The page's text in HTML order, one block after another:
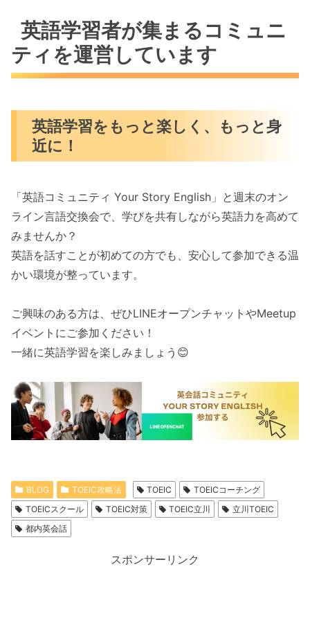
英語学習者が集まるコミュニ
ティを運営しています
英語学習をもっと楽しく、もっと身
近に！
「英語コミュニティ Your Story English」と週末のオン
ライン言語交換会で、学びを共有しながら英語力を高めて
みませんか？
英語を話すことが初めての方でも、安心して参加できる温
かい環境が整っています。
ご興味のある方は、ぜひLINEオープンチャットやMeetup
イベントにご参加ください！
一緒に英語学習を楽しみましょう😊
BLOG TOEIC攻略法 TOEIC
TOEICコーチング
TOEICスクール
TOEIC対策 TOEIC立川
立川TOEIC
都内英会話
スポンサーリンク